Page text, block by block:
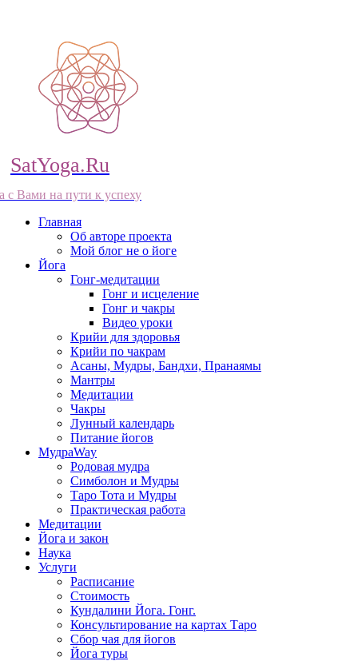
SatYoga.Ru
с Вами на пути к успеху
Главная
Об авторе проекта
Мой блог не о йоге
Йога
Гонг-медитации
Гонг и исцеление
Гонг и чакры
Видео уроки
Крийи для здоровья
Крийи по чакрам
Асаны, Мудры, Бандхи, Пранаямы
Мантры
Медитации
Чакры
Лунный календарь
Питание йогов
МудраWay
Родовая мудра
Симболон и Мудры
Таро Тота и Мудры
Практическая работа
Медитации
Йога и закон
Наука
Услуги
Расписание
Стоимость
Кундалини Йога. Гонг.
Консультирование на картах Таро
Сбор чая для йогов
Йога туры